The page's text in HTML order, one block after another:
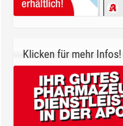
Klicken für mehr Infos!